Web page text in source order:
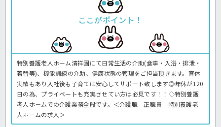
ここがポイント！
特別養護老人ホーム清祥園にて日常生活の介助(食事・入浴・排泄・
着替等)、機能訓練の介助、健康状態の管理をご担当頂きます。育休
実績もあり入社後も子育ては安心してサポート致します◎年休が120
日の為、プライベートも充実させてい方は必見です！！◇特別養護
老人ホ－ムでの介護業務全般です。＜介護職 正職員 特別養護老
人ホ－ムの求人＞